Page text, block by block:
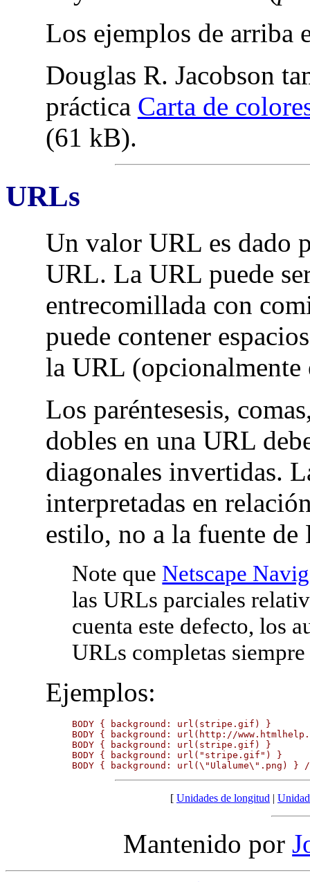
Los ejemplos de arriba
Douglas R. Jacobson
práctica Carta de
(61 kB).
URLs
Un valor URL es dado
URL. La URL puede
entrecomillada con
puede contener
la URL (opcionalmente
Los paréntesesis,
dobles en una URL
diagonales invertidas.
interpretadas en
estilo, no a la fuente
Note que Netscape
las URLs parciales
cuenta este defecto, los
URLs completas
Ejemplos:
BODY { background: url(stripe.gif) }
BODY { background: url(http://
BODY { background: url(stripe.gif) }
BODY { background: url("stripe.gif") }
BODY { background: url(\"Ulalume\".png) }
[ Unidades de longitud |
Mantenido por